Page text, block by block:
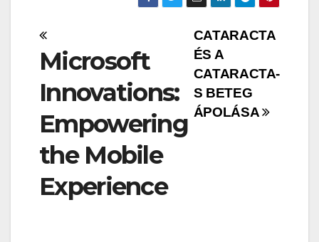
Bejegyzés
navigáció
CATARACTA
ÉS A
CATARACTA-
S BETEG
ÁPOLÁSA
Microsoft
Innovations:
Empowering
the Mobile
Experience